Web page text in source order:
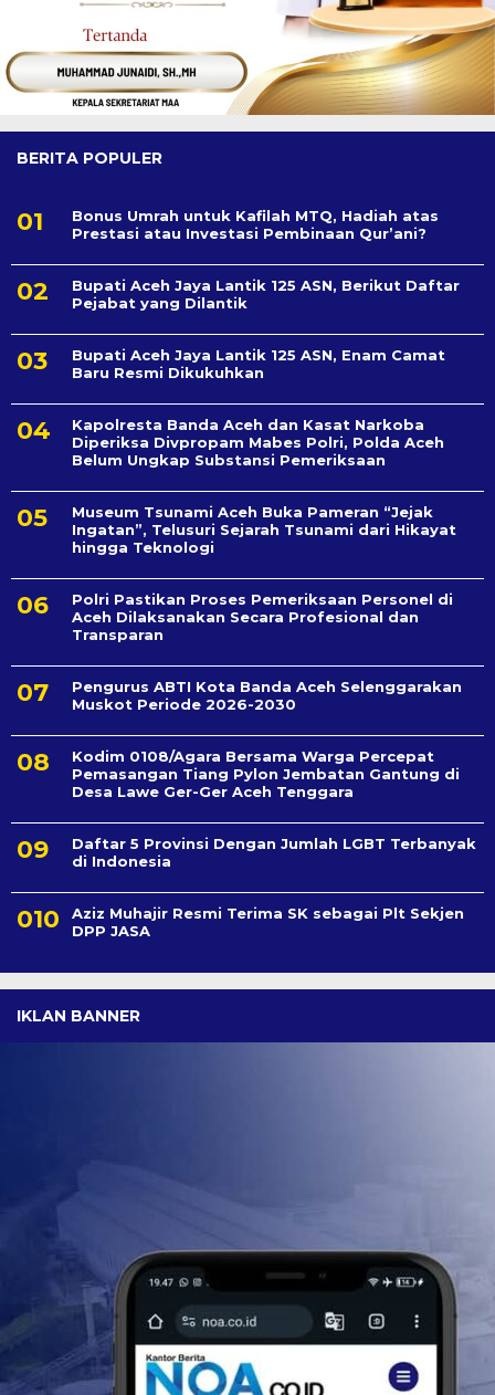
BERITA POPULER
Bonus Umrah untuk Kafilah MTQ, Hadiah atas
Prestasi atau Investasi Pembinaan Qur’ani?
Bupati Aceh Jaya Lantik 125 ASN, Berikut Daftar
Pejabat yang Dilantik
Bupati Aceh Jaya Lantik 125 ASN, Enam Camat
Baru Resmi Dikukuhkan
Kapolresta Banda Aceh dan Kasat Narkoba
Diperiksa Divpropam Mabes Polri, Polda Aceh
Belum Ungkap Substansi Pemeriksaan
Museum Tsunami Aceh Buka Pameran “Jejak
Ingatan”, Telusuri Sejarah Tsunami dari Hikayat
hingga Teknologi
Polri Pastikan Proses Pemeriksaan Personel di
Aceh Dilaksanakan Secara Profesional dan
Transparan
Pengurus ABTI Kota Banda Aceh Selenggarakan
Muskot Periode 2026-2030
Kodim 0108/Agara Bersama Warga Percepat
Pemasangan Tiang Pylon Jembatan Gantung di
Desa Lawe Ger-Ger Aceh Tenggara
Daftar 5 Provinsi Dengan Jumlah LGBT Terbanyak
di Indonesia
Aziz Muhajir Resmi Terima SK sebagai Plt Sekjen
DPP JASA
IKLAN BANNER